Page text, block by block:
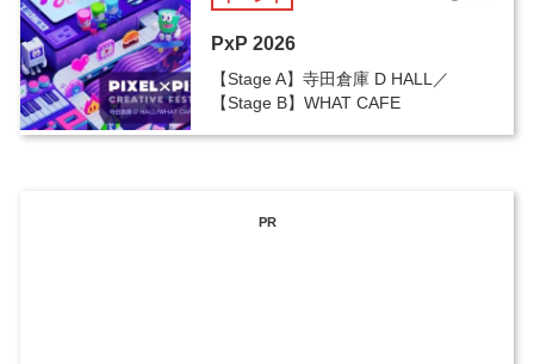
PxP 2026
【Stage A】寺田倉庫 D HALL／
【Stage B】WHAT CAFE
PR